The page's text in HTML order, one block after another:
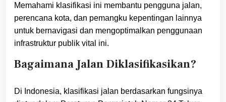
Memahami klasifikasi ini membantu pengguna jalan,
perencana kota, dan pemangku kepentingan lainnya
untuk bernavigasi dan mengoptimalkan penggunaan
infrastruktur publik vital ini.
Bagaimana Jalan Diklasifikasikan?
Di Indonesia, klasifikasi jalan berdasarkan fungsinya